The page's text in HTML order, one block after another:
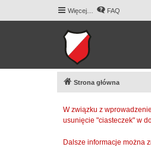
Więcej… FAQ
Strona główna
W związku z
usunięcie "ciasteczek" w
Dalsze informacje można